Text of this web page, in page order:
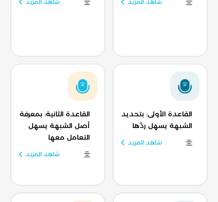
شاهد المزيد شاهد المزيد
القاعدة الأولى: بتحديد
الشبهة يسهل ردّها
شاهد المزيد
القاعدة الثانية: بمعرفة
أصل الشبهة يسهل
التعامل معها
شاهد المزيد